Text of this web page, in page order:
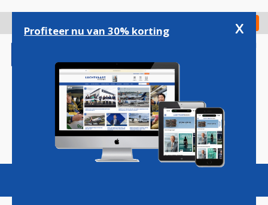
gaan
Check in
Magazine Podcasts Vacatures
Profiteer nu van 30% korting x